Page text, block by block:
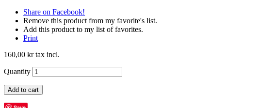
Share on Facebook!
Remove this product from my favorite's list.
Add this product to my list of favorites.
Print
160,00 krtax incl.
Quantity
Add to cart